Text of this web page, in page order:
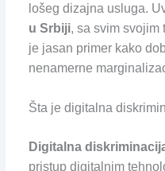
lošeg dizajna usluga.
u Srbiji, sa svim svojim
je jasan primer kako
nenamerne
Šta je digitalna
Digitalna
pristup digitalnim